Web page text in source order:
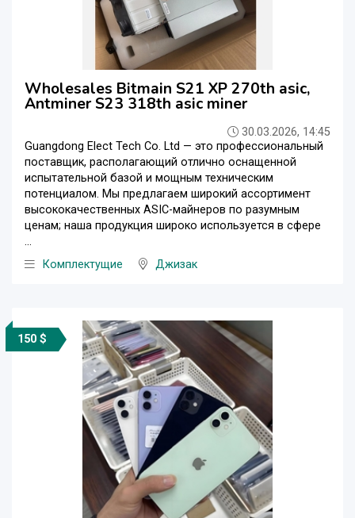
Wholesales Bitmain S21 XP 270th asic,
Antminer S23 318th asic miner
30.03.2026, 14:45
Guangdong Elect Tech Co. Ltd — это профессиональный
поставщик, располагающий отлично оснащенной
испытательной базой и мощным техническим
потенциалом. Мы предлагаем широкий ассортимент
высококачественных ASIC-майнеров по разумным
ценам; наша продукция широко используется в сфере
...
Комплектущие
Джизак
150 $